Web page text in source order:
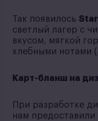
Так появилось
светлый лагер с
вкусом, мягкой
хлебными нотами
Карт-бланш на
При разработке
нам предоставили